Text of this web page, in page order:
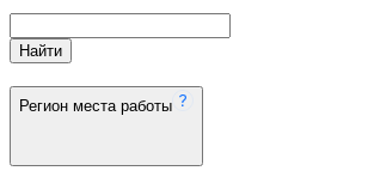
Найти
Регион места работы